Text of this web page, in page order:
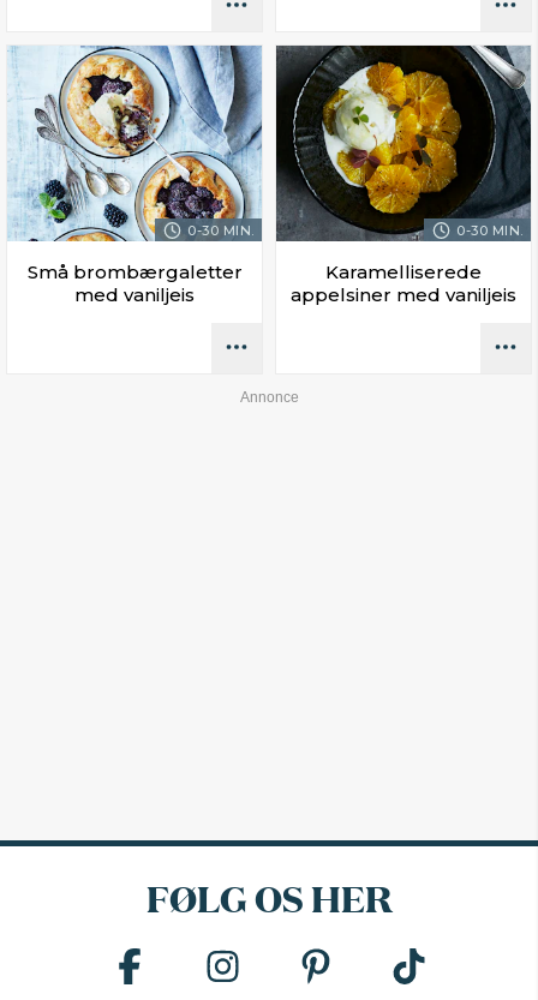
0-30 MIN.
Små brombærgaletter
med vaniljeis
0-30 MIN.
Karamelliserede
appelsiner med vaniljeis
FØLG OS HER